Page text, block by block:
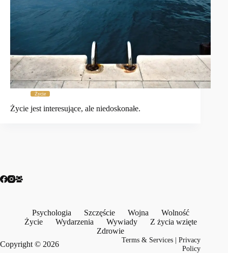
Życie
Życie jest interesujące, ale niedoskonałe.
Psychologia Szczęście Wojna
Wolność
Życie
Wydarzenia Wywiady
Z życia wzięte
Zdrowie
Copyright © 2026
Terms & Services |Privacy
Policy